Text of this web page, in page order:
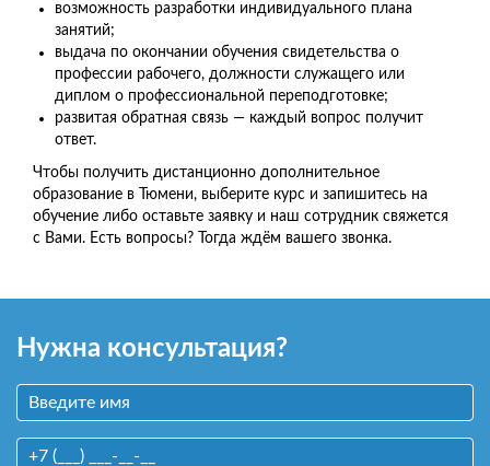
возможность разработки индивидуального плана
занятий;
выдача по окончании обучения свидетельства о
профессии рабочего, должности служащего или
диплом о профессиональной переподготовке;
развитая обратная связь — каждый вопрос получит
ответ.
Чтобы получить дистанционно дополнительное
образование в Тюмени, выберите курс и запишитесь на
обучение либо оставьте заявку и наш сотрудник свяжется
с Вами. Есть вопросы? Тогда ждём вашего звонка.
Нужна консультация?